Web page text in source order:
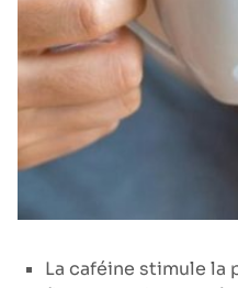
La caféine stimule